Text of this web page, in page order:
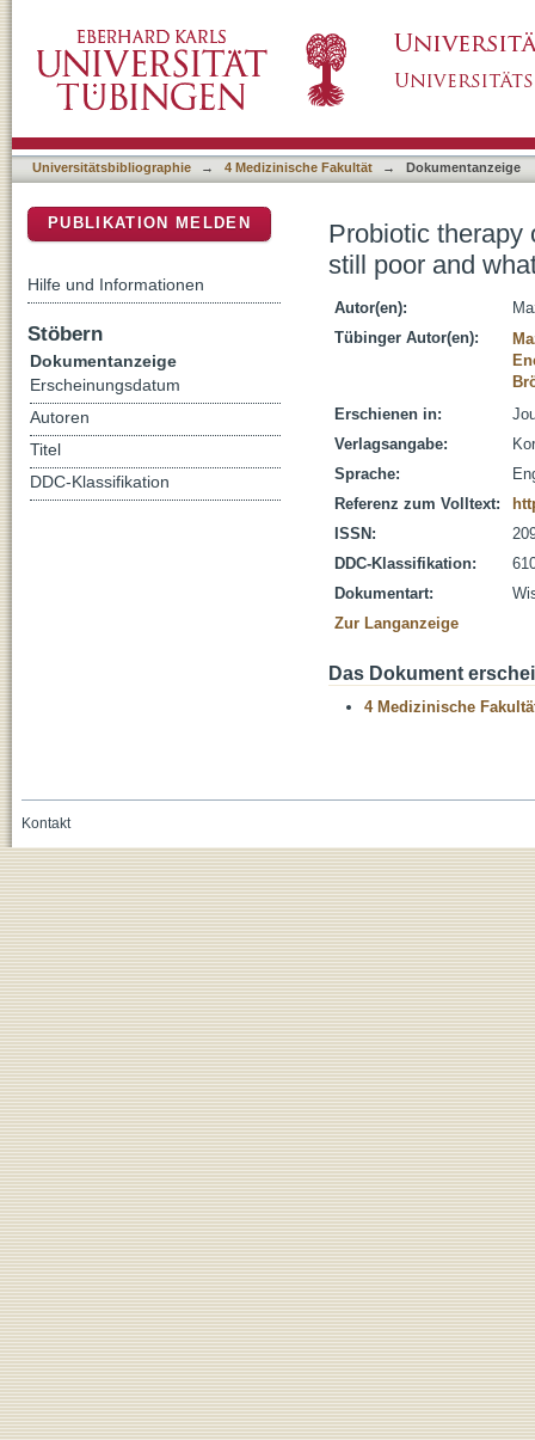
done about it?
Universitätsbibliographie → 4 Medizinische Fakultät → Dokumentanzeige
Probiotic therapy
still poor and
Autor(en):
Tübinger Autor(en):
Erschienen in:
Verlagsangabe:
Sprache:
Referenz zum Volltext:
ISSN:
DDC-Klassifikation:
Dokumentart:
Zur Langanzeige
Das Dokument
4 Medizinische
PUBLIKATION MELDEN
Hilfe und Informationen
Stöbern
Dokumentanzeige
Erscheinungsdatum
Autoren
Titel
DDC-Klassifikation
Kontakt